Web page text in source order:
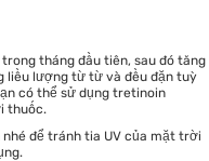
tháng đầu tiên, sau đó tăng
liều lượng từ từ và đều đặn tuỳ
có thể sử dụng tretinoin
thuốc.
để tránh tia UV của mặt trời